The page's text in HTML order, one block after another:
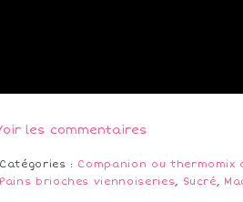
les commentaires
Catégories : Companion ou
Pains brioches viennoiseries, Sucré,